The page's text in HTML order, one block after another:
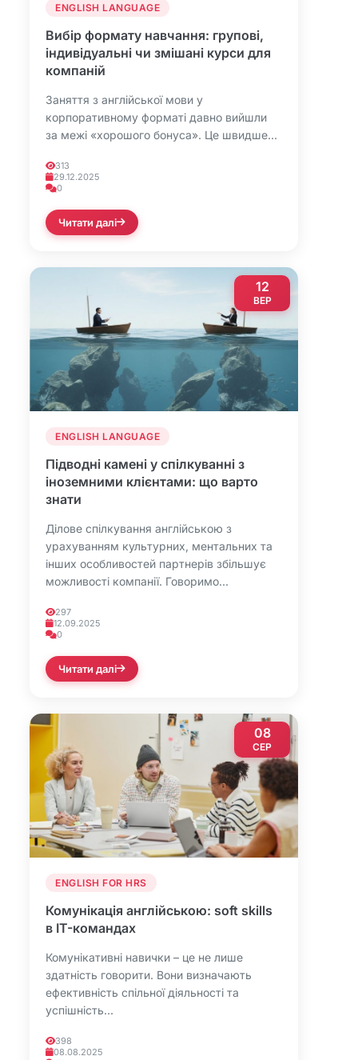
ENGLISH LANGUAGE
Вибір формату навчання: групові,
індивідуальні чи змішані курси для
компаній
Заняття з англійської мови у
корпоративному форматі давно вийшли
за межі «хорошого бонуса». Це швидше...
313
29.12.2025
0
Читати далі
12
ВЕР
ENGLISH LANGUAGE
Підводні камені у спілкуванні з
іноземними клієнтами: що варто
знати
Ділове спілкування англійською з
урахуванням культурних, ментальних та
інших особливостей партнерів збільшує
можливості компанії. Говоримо...
297
12.09.2025
0
Читати далі
08
СЕР
ENGLISH FOR HRS
Комунікація англійською: soft skills
в IT-командах
Комунікативні навички – це не лише
здатність говорити. Вони визначають
ефективність спільної діяльності та
успішність...
398
08.08.2025